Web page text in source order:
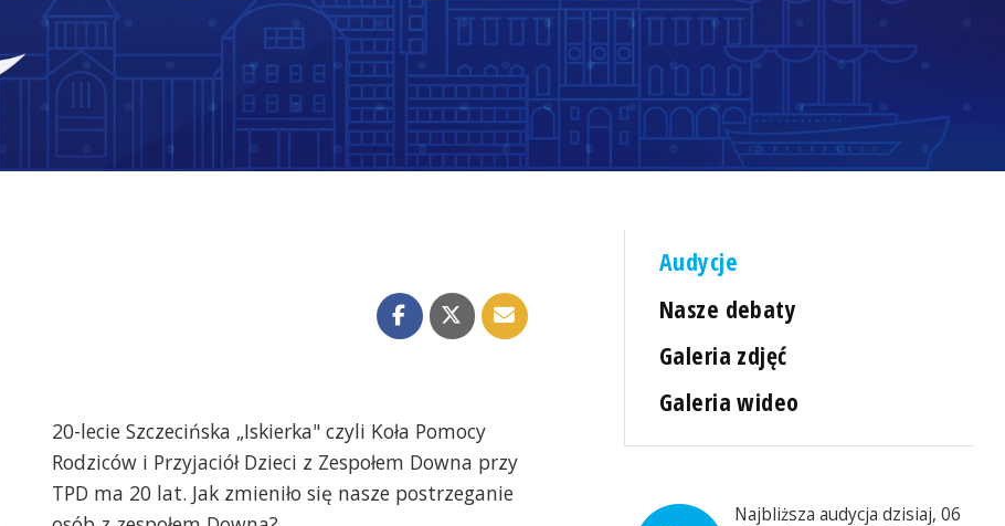
20-lecie Szczecińska „Iskierka" czyli Koła Pomocy
Rodziców i Przyjaciół Dzieci z Zespołem Downa przy
TPD ma 20 lat. Jak zmieniło się nasze postrzeganie
Audycje
Nasze debaty
Galeria zdjęć
Galeria wideo
Najbliższa audycja dzisiaj, 06